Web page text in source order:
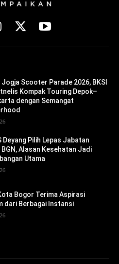
Scooter Parade 2026, BKSI
Kompak Touring Depok–
dengan Semangat
Deyang Pilih Lepas Jabatan
BGN, Alasan Kesehatan Jadi
Utama
Bogor Terima Aspirasi
dari Berbagai Instansi